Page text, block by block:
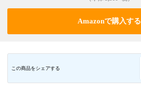
Amazonで購入する
この商品をシェアする